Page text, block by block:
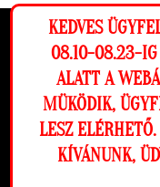
Ez a weboldal
lehető legjobb
Beállítások
Elutasítom
Az online fizetést a
KEDVES
08.10-08.23-IG
ALATT A
MÜKÖDIK,
LESZ
KÍVÁNUNK,